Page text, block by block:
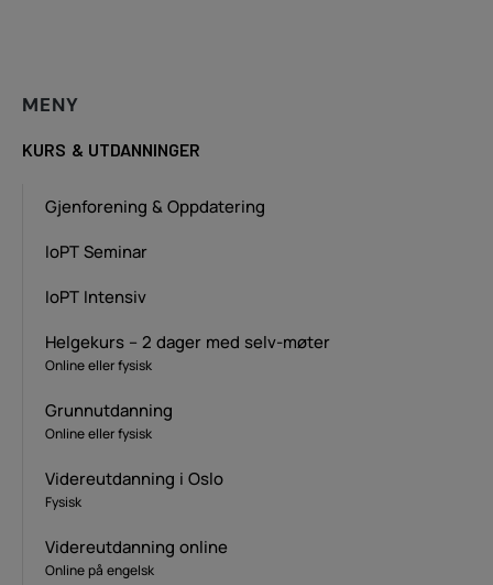
MENY
KURS & UTDANNINGER
Gjenforening & Oppdatering
IoPT Seminar
IoPT Intensiv
Helgekurs – 2 dager med selv-møter
Online eller fysisk
Grunnutdanning
Online eller fysisk
Videreutdanning i Oslo
Fysisk
Videreutdanning online
Online på engelsk